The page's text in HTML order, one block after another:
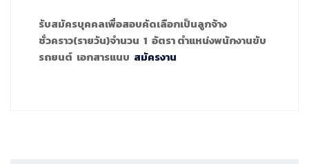
รับสมัครบุคคลเพื่อสอบคัดเลือกเป็นลูกจ้าง
ชั่วคราว(รายวัน)จำนวน 1 อัตรา ตำแหน่งพนักงานขับ
รถยนต์ เอกสารแนบ สมัครงาน